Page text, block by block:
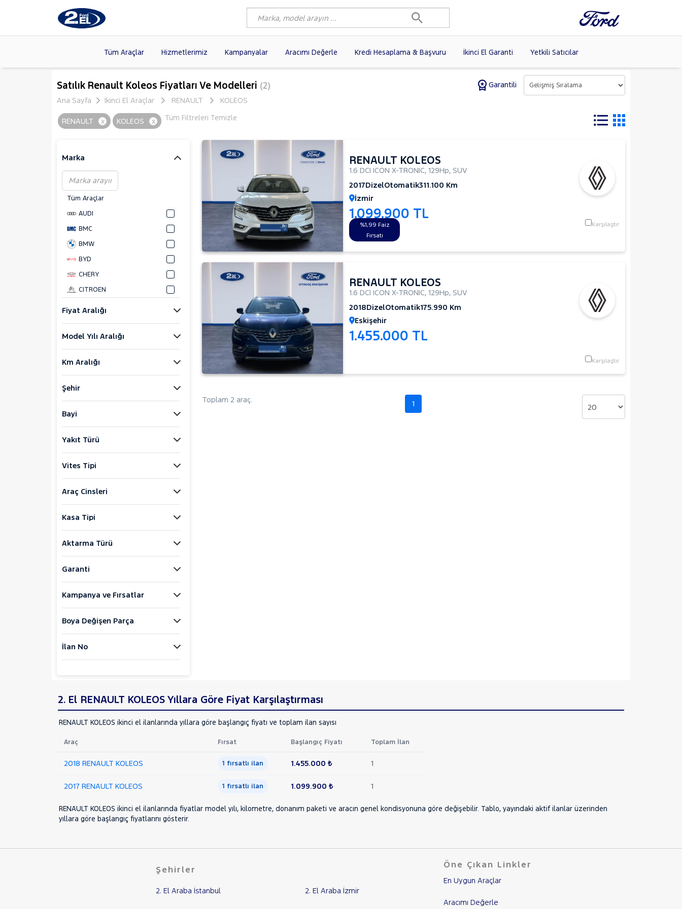
Tüm Araçlar Hizmetlerimiz Kampanyalar Aracımı Değerle Kredi Hesaplama & Başvuru İkinci El Garanti Yetkili Satıcılar
Markalar >
Modeller >
Kasalar
FORD(877)
VOLKSWAGEN(62)
CITROEN (20)
NISSAN
Satılık Renault Koleos Fiyatları Ve Modelleri (2)
Garantili
Ana Sayfa
İkinci El Araçlar RENAULT KOLEOS
Tüm Filtreleri Temizle
RENAULT x KOLEOS x
Marka
Tüm Araçlar
AUDI
BMC
BMW
BYD
CHERY
CITROEN
DAIHATSU
FIAT
FORD
ISUZU
Iveco
KIA
LANCIA
MAN
MERCEDES-BENZ
MINI
NISSAN
OPEL
PEUGEOT
EXPRESS COMBI
KANGOO
KOLEOS
1.6 DCI ICON X-TRONIC
Fiyat Aralığı
Model Yılı Aralığı
Km Aralığı
Şehir
Bayi
Yakıt Türü
Vites Tipi
Araç Cinsleri
Kasa Tipi
Aktarma Türü
Garanti
Kampanya ve Fırsatlar
Boya Değişen Parça
İlan No
RENAULT KOLEOS
1.6 DCI ICON X-TRONIC, 129Hp, SUV
2017DizelOtomatik311.100 Km
İzmir
1.099.900 TL
%1,99 Faiz
Fırsatı
Karşılaştır
RENAULT KOLEOS
1.6 DCI ICON X-TRONIC, 129Hp, SUV
2018DizelOtomatik175.990 Km
Eskişehir
1.455.000 TL
Karşılaştır
Toplam 2 araç. 1
2. El RENAULT KOLEOS Yıllara Göre Fiyat Karşılaştırması
RENAULT KOLEOS ikinci el ilanlarında yıllara göre başlangıç fiyatı ve toplam ilan sayısı
Araç Fırsat Başlangıç Fiyatı Toplam İlan
2018 RENAULT KOLEOS 1 fırsatlı ilan 1.455.000 ₺ 1
2017 RENAULT KOLEOS 1 fırsatlı ilan 1.099.900 ₺ 1
RENAULT KOLEOS ikinci el ilanlarında fiyatlar model yılı, kilometre, donanım paketi ve aracın genel kondisyonuna göre değişebilir. Tablo, yayındaki aktif ilanlar üzerinden
yıllara göre başlangıç fiyatlarını gösterir.
Şehirler
2. El Araba İstanbul 2. El Araba İzmir
Öne Çıkan Linkler
En Uygun Araçlar
Aracımı Değerle